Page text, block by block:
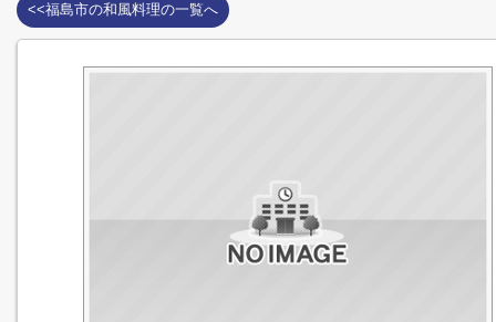
<<福島市の和風料理の一覧へ